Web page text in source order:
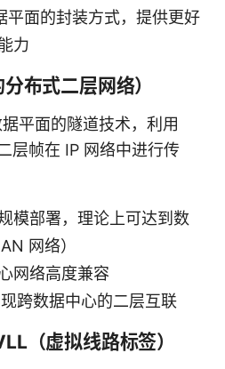
平面的封装方式，提供更好
力
布式二层网络）
平面的隧道技术，利用
层帧在 IP 网络中进行传
模部署，理论上可达到数
网络）
网络高度兼容
跨数据中心的二层互联
（虚拟线路标签）